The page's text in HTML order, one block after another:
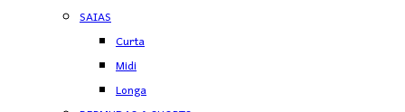
SAIAS
Curta
Midi
Longa